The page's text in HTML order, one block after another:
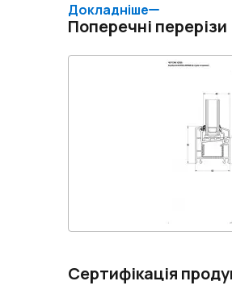
Докладніше
Поперечні перерізи
Сертифікація